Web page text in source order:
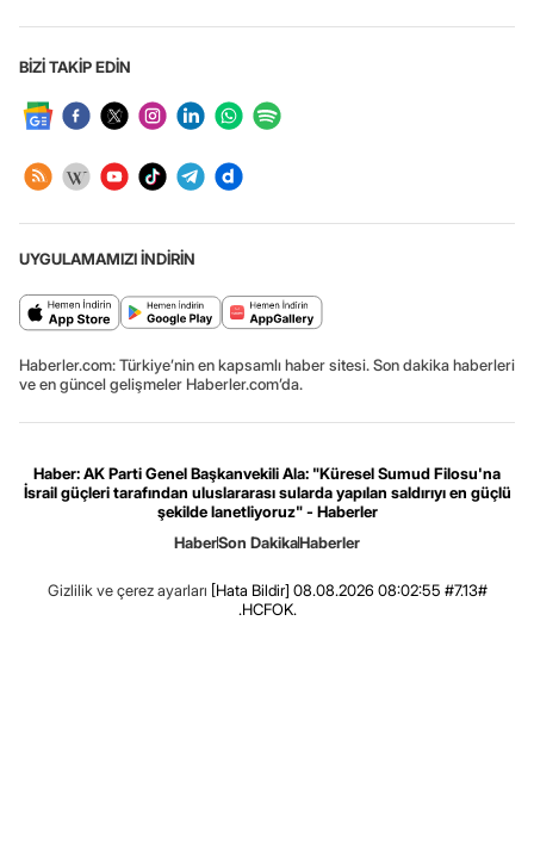
BİZİ TAKİP EDİN
UYGULAMAMIZI İNDİRİN
Haberler.com: Türkiye’nin en kapsamlı haber sitesi. Son dakika haberleri
ve en güncel gelişmeler Haberler.com’da.
Haber: AK Parti Genel Başkanvekili Ala: "Küresel Sumud Filosu'na
İsrail güçleri tarafından uluslararası sularda yapılan saldırıyı en güçlü
şekilde lanetliyoruz" - Haberler
HaberSon DakikaHaberler
Gizlilik ve çerez ayarları [Hata Bildir] 08.08.2026 08:02:55 #7.13#
.HCFOK.